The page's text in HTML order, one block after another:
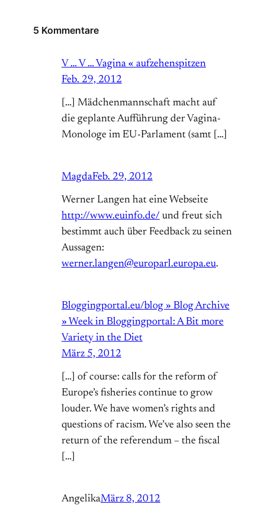
5 Kommentare
V … V … Vagina « aufzehenspitzen
Feb. 29, 2012
[…] Mädchenmannschaft macht auf
die geplante Aufführung der Vagina-
Monologe im EU-Parlament (samt […]
MagdaFeb. 29, 2012
Werner Langen hat eine Webseite
http://www.euinfo.de/ und freut sich
bestimmt auch über Feedback zu seinen
Aussagen:
werner.langen@europarl.europa.eu.
Bloggingportal.eu/blog » Blog Archive
» Week in Bloggingportal: A Bit more
Variety in the Diet
März 5, 2012
[…] of course: calls for the reform of
Europe’s fisheries continue to grow
louder. We have women’s rights and
questions of racism. We’ve also seen the
return of the referendum – the fiscal
[…]
AngelikaMärz 8, 2012